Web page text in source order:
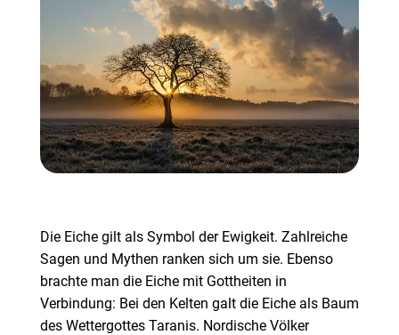
Die Eiche gilt als Symbol der Ewigkeit. Zahlreiche
Sagen und Mythen ranken sich um sie. Ebenso
brachte man die Eiche mit Gottheiten in
Verbindung: Bei den Kelten galt die Eiche als Baum
des Wettergottes Taranis. Nordische Völker